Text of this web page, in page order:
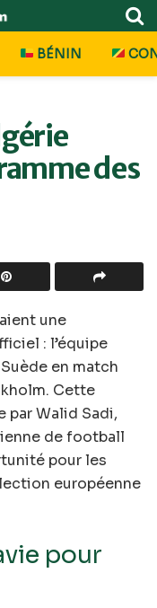
BÉNIN
des
une
: l’équipe
en match
Cette
par Walid Sadi,
de football
pour les
européenne
pour